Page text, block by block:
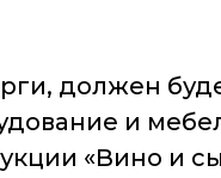
должен
и
«Вино и